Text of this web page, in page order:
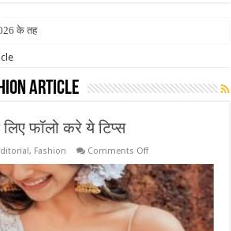
के तहत जापान र
article
फॉलो करे ये टिप्स
, Fashion Comments Offon
दिखने
के
लिए
फॉलो
करे
ये